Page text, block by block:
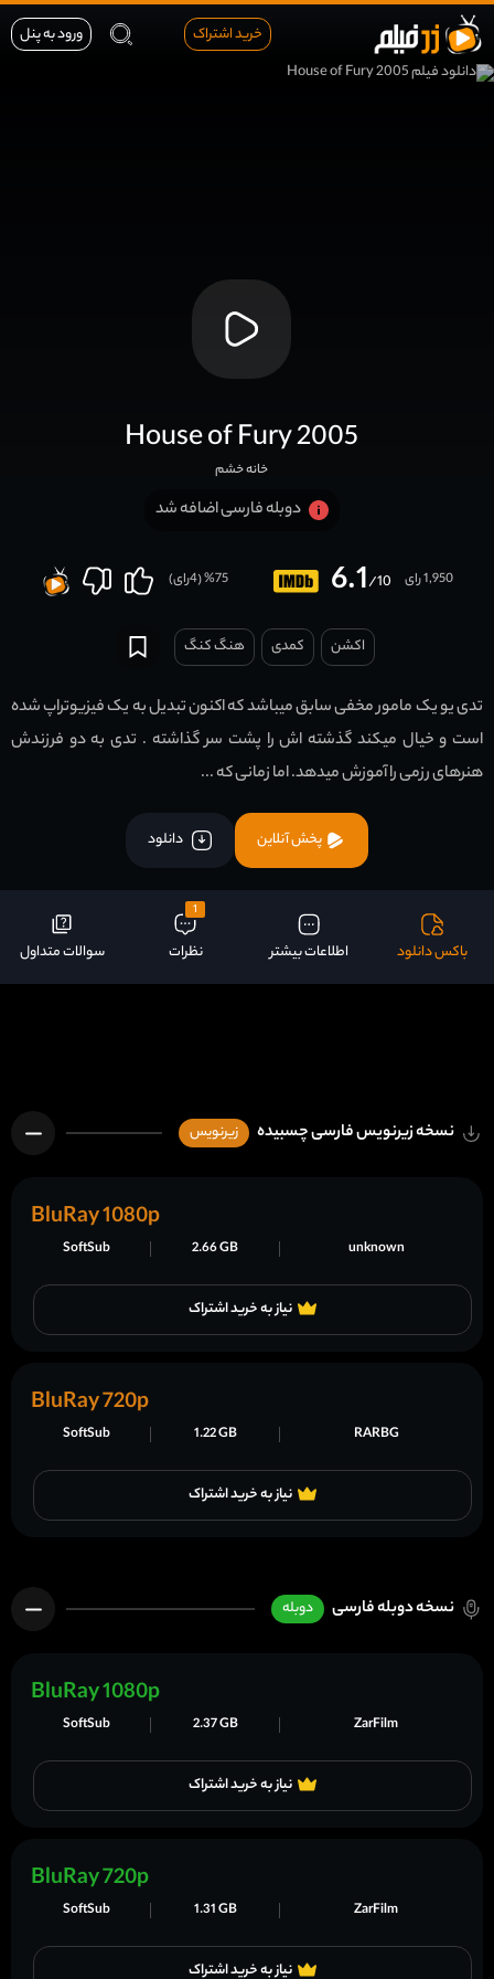
خرید اشتراک ورود به پنل
House of Fury 2005
خانه خشم
دوبله فارسی اضافه شد
6.1/10 1,950 رای 75
% (
4رای)
اکشن کمدی هنگ کنگ
تدی یو یک مامور مخفی سابق میباشد که اکنون تبدیل به یک فیزیوتراپ شده
است و خیال میکند گذشته اش را پشت سر گذاشته . تدی به دو فرزندش
هنرهای رزمی را آموزش میدهد. اما زمانی که ...
پخش آنلاین دانلود
باکس دانلود اطلاعات بیشتر
1
نظرات سوالات متداول
نسخه زیرنویس فارسی چسبیده زیرنویس
نیاز به خرید اشتراک
unknown
2.66 GB
SoftSub
BluRay 1080p
نیاز به خرید اشتراک
RARBG
1.22 GB
SoftSub
BluRay 720p
نسخه دوبله فارسی دوبله
نیاز به خرید اشتراک
ZarFilm
2.37 GB
SoftSub
BluRay 1080p
نیاز به خرید اشتراک
ZarFilm
1.31 GB
SoftSub
BluRay 720p